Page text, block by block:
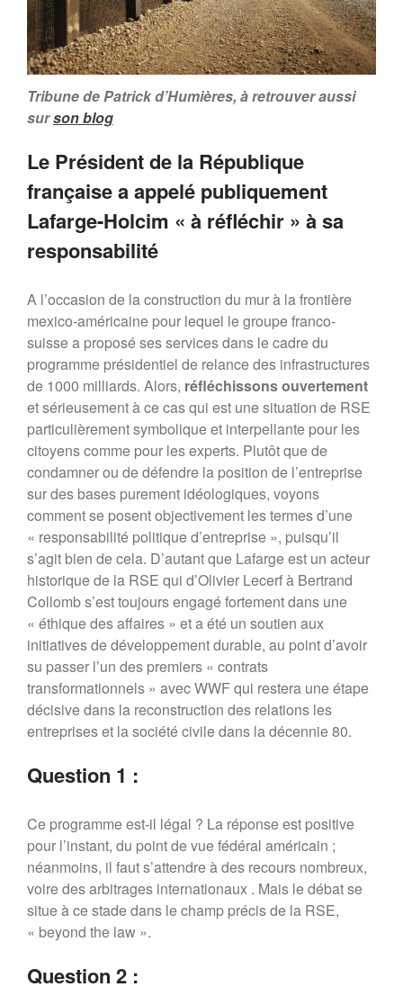
transformation durable des
entreprises devient l’affaire des
salariés
Rapport MR21 : “Un nécessaire
européenne”
de valeur
Planet Benefit Company : 21
fondamentaux pour s’engager
vers la durabilité
Guide de décryptage du reporting
l’entreprise”
Forum MR21
Forum 2025
PRIX MR21 : APPEL A
CANDIDATURES 2022
Forum 2020
Forum 2019
Forum 2018
Forum 2017
Contact
Forum 2026
Forum MR21 2026
Dialogue MR21 – Stop au culte
de la performance dans
entreprises européennes ?
Dialogues MR21 « Le spatial
au service du monde marin ? »
« Faut-il avoir peur de la
population mondiale ? »
Tribune de Patrick d’Humières, à retrouver aussi
surson blog
Le Président de la République
française a appelé publiquement
Lafarge-Holcim « à réfléchir » à sa
responsabilité
A l’occasion de la construction du mur à la frontière
mexico-américaine pour lequel le groupe franco-
suisse a proposé ses services dans le cadre du
programme présidentiel de relance des infrastructures
de 1000 milliards. Alors, réfléchissons ouvertement
et sérieusement à ce cas qui est une situation de RSE
particulièrement symbolique et interpellante pour les
citoyens comme pour les experts. Plutôt que de
condamner ou de défendre la position de l’entreprise
sur des bases purement idéologiques, voyons
comment se posent objectivement les termes d’une
« responsabilité politique d’entreprise », puisqu’il
s’agit bien de cela. D’autant que Lafarge est un acteur
historique de la RSE qui d’Olivier Lecerf à Bertrand
Collomb s’est toujours engagé fortement dans une
« éthique des affaires » et a été un soutien aux
initiatives de développement durable, au point d’avoir
su passer l’un des premiers « contrats
transformationnels » avec WWF qui restera une étape
décisive dans la reconstruction des relations les
entreprises et la société civile dans la décennie 80.
Question 1 :
Ce programme est-il légal ? La réponse est positive
pour l’instant, du point de vue fédéral américain ;
néanmoins, il faut s’attendre à des recours nombreux,
voire des arbitrages internationaux . Mais le débat se
situe à ce stade dans le champ précis de la RSE,
« beyond the law ».
Question 2 :